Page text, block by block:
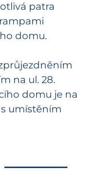
patra
domu.
na ul. 28.
domu je na
umístěním